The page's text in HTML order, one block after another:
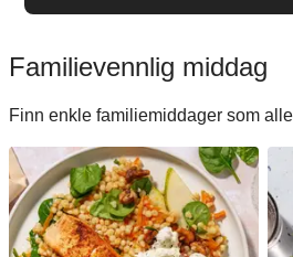
Familievennlig middag
Finn enkle familiemiddager som